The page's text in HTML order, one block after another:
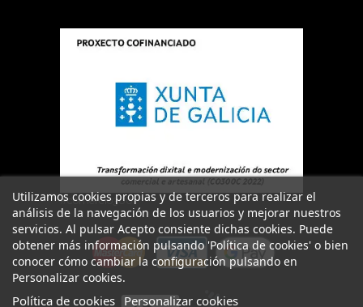
#comercio360
Utilizamos cookies propias y de terceros para realizar el
análisis de la navegación de los usuarios y mejorar nuestros
servicios. Al pulsar Acepto consiente dichas cookies. Puede
obtener más información pulsando 'Política de cookies' o bien
conocer cómo cambiar la configuración pulsando en
Personalizar cookies.
Política de cookies Personalizar cookies